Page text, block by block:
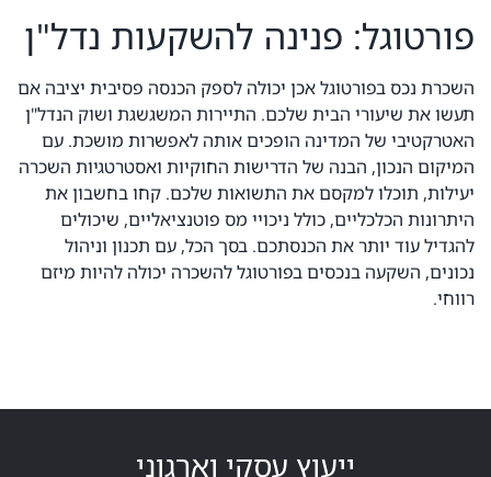
פורטוגל: פנינה להשקעות נדל"ן
השכרת נכס בפורטוגל אכן יכולה לספק הכנסה פסיבית יציבה אם
תעשו את שיעורי הבית שלכם. התיירות המשגשגת ושוק הנדל"ן
האטרקטיבי של המדינה הופכים אותה לאפשרות מושכת. עם
המיקום הנכון, הבנה של הדרישות החוקיות ואסטרטגיות השכרה
יעילות, תוכלו למקסם את התשואות שלכם. קחו בחשבון את
היתרונות הכלכליים, כולל ניכויי מס פוטנציאליים, שיכולים
להגדיל עוד יותר את הכנסתכם. בסך הכל, עם תכנון וניהול
נכונים, השקעה בנכסים בפורטוגל להשכרה יכולה להיות מיזם
רווחי.
ייעוץ עסקי וארגוני